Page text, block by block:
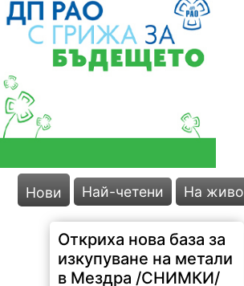
Нови Най-четени На живо
Откриха нова база за
изкупуване на метали
в Мездра /СНИМКИ/